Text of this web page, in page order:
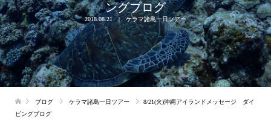
ングブログ
2018.08.21 ケラマ諸島一日ツアー
ブログ ケラマ諸島一日ツアー
8/21(火)沖縄アイランドメッセージ ダイ
ビングブログ